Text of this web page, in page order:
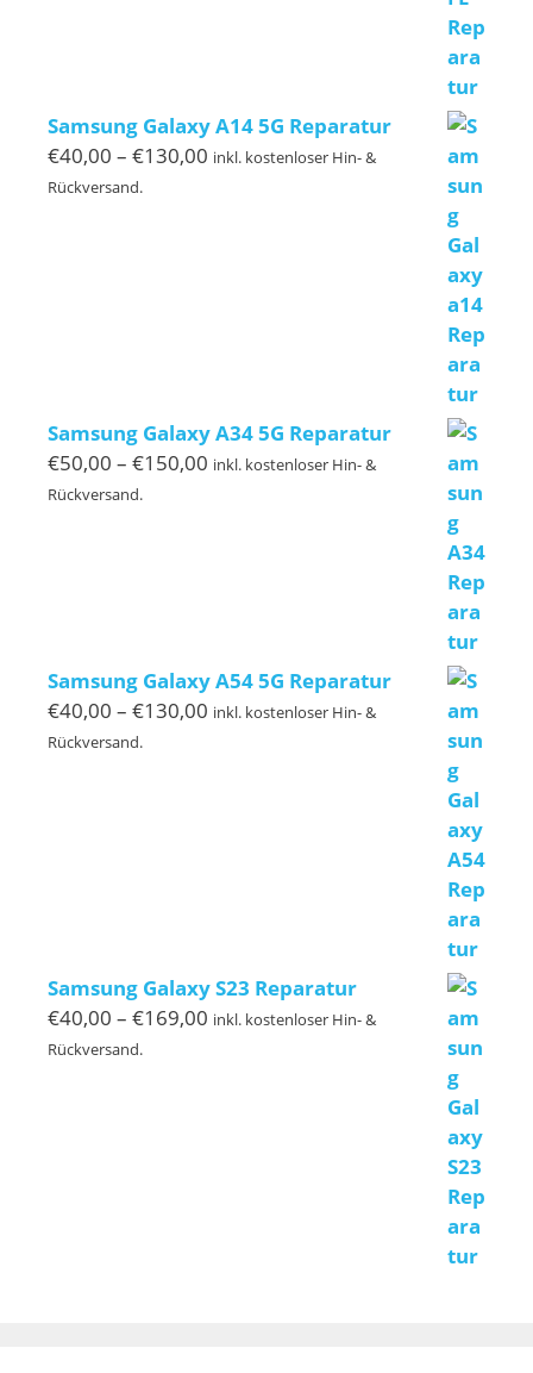
Samsung Galaxy A14 5G Reparatur
€40,00 – €130,00 Preisspanne:
inkl. kostenloser Hin- &
Rückversand.
Samsung Galaxy A34 5G Reparatur
€50,00 – €150,00 Preisspanne:
inkl. kostenloser Hin- &
Rückversand.
Samsung Galaxy A54 5G Reparatur
€40,00 – €130,00 Preisspanne:
inkl. kostenloser Hin- &
Rückversand.
Samsung Galaxy S23 Reparatur
€40,00 – €169,00 Preisspanne:
inkl. kostenloser Hin- &
Rückversand.